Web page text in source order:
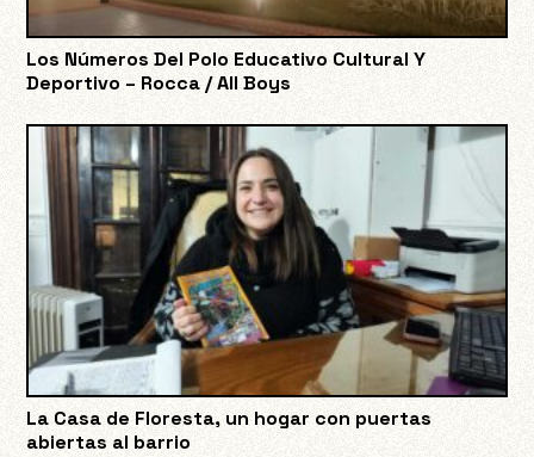
Los Números Del Polo Educativo Cultural Y
Deportivo – Rocca / All Boys
La Casa de Floresta, un hogar con puertas
abiertas al barrio